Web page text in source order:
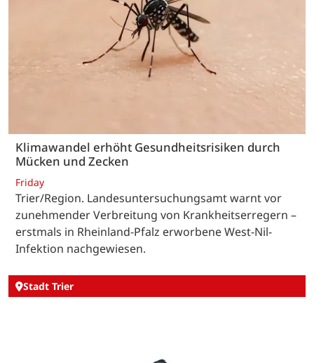
Klimawandel erhöht Gesundheitsrisiken durch
Mücken und Zecken
Friday
Trier/Region. Landesuntersuchungsamt warnt vor
zunehmender Verbreitung von Krankheitserregern –
erstmals in Rheinland-Pfalz erworbene West-Nil-
Infektion nachgewiesen.
Stadt Trier